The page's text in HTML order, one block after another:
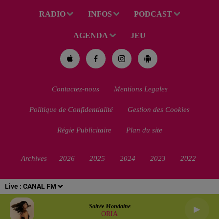
Live : CANAL FM
Soirée Mondaine
ORIA
RADIO INFOS PODCAST
AGENDA JEU
Contactez-nous Mentions Legales
Politique de Confidentialité Gestion des Cookies
Régie Publicitaire Plan du site
Archives 2026 2025 2024 2023 2022